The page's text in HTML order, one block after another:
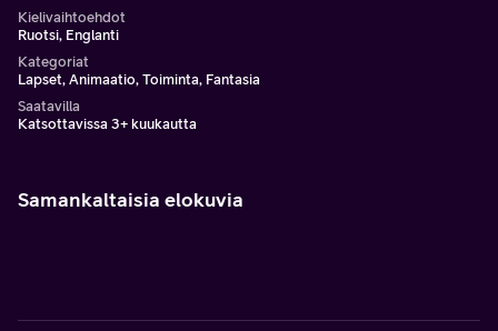
Kielivaihtoehdot
Ruotsi, Englanti
Kategoriat
Lapset, Animaatio, Toiminta, Fantasia
Saatavilla
Katsottavissa 3+ kuukautta
Samankaltaisia elokuvia